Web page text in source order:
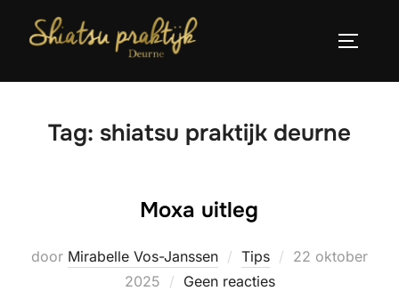
inhoud
Tag: shiatsu praktijk deurne
Moxa uitleg
door Mirabelle Vos-Janssen Tips
Geplaatst
22 oktober
2025
Geen reacties